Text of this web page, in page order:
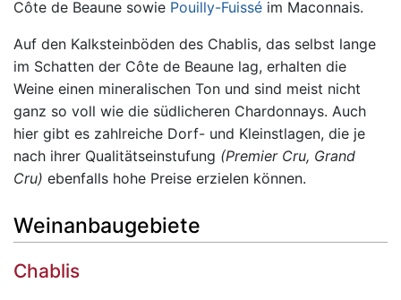
Côte de Beaune sowie Pouilly-Fuissé im Maconnais.
Auf den Kalksteinböden des Chablis, das selbst lange
im Schatten der Côte de Beaune lag, erhalten die
Weine einen mineralischen Ton und sind meist nicht
ganz so voll wie die südlicheren Chardonnays. Auch
hier gibt es zahlreiche Dorf- und Kleinstlagen, die je
nach ihrer Qualitätseinstufung (Premier Cru, Grand
Cru) ebenfalls hohe Preise erzielen können.
Weinanbaugebiete
Chablis